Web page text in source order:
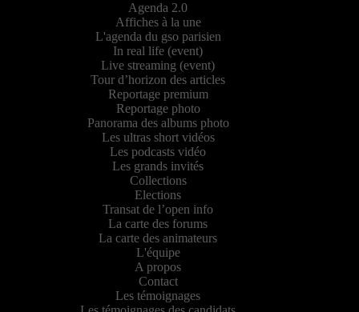
Agenda 2.0
Affiches à la une
L'agenda du gso parisien
In real life (event)
Live streaming (event)
Tour d’horizon des articles
Reportage premium
Reportage photo
Panorama des albums photo
Les ultras short vidéos
Les podcasts vidéo
Les grands invités
Collections
Elections
Transat de l’open info
La carte des forums
La carte des animateurs
L'équipe
A propos
Contact
Les témoignages